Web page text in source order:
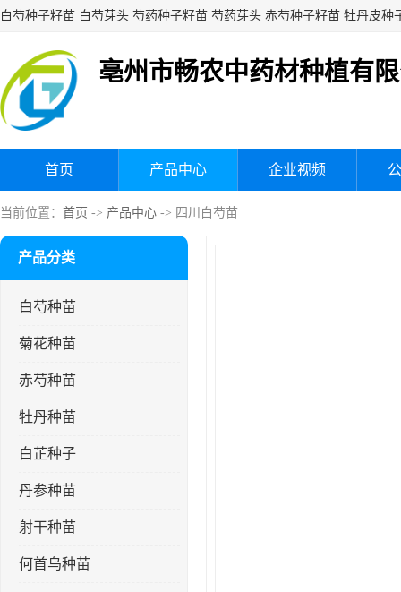
亳州市畅农中药材种植有
首页 产品中心 企业视频
当前位置： 首页 -> 产品中心 -> 四川白芍苗
产品分类
白芍种苗
菊花种苗
赤芍种苗
牡丹种苗
白芷种子
丹参种苗
射干种苗
何首乌种苗